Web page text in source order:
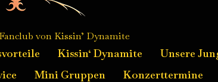
von Kissin’ Dynamite
Kissin‘ Dynamite Unsere
Mini Gruppen Konzerttermine